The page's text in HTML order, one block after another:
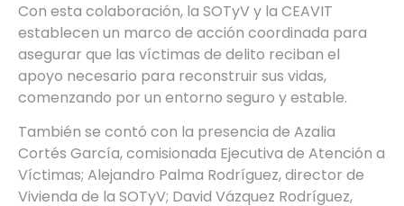
Con esta colaboración, la SOTyV y la CEAVIT
establecen un marco de acción coordinada para
asegurar que las víctimas de delito reciban el
apoyo necesario para reconstruir sus vidas,
comenzando por un entorno seguro y estable.
También se contó con la presencia de Azalia
Cortés García, comisionada Ejecutiva de Atención a
Víctimas; Alejandro Palma Rodríguez, director de
Vivienda de la SOTyV; David Vázquez Rodríguez,